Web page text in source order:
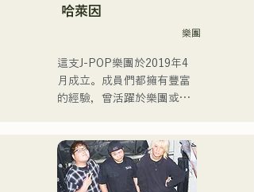
作曲、在富士電視台
出演搖滾音樂劇。
2017年起，她回到福岡，除
了自己的工作之外，還活躍
她擁有高亢的嗓音和出眾的
演唱實力，是一位引領下一
代的創作歌手。
哈萊因
樂團
這支J-POP樂團於2019年4
月成立。成員們都擁有豐富
的經驗，曾活躍於樂團或擔
樂團。 CHiKa清澈的嗓音、
樸實的歌詞和懷舊的旋律贏
得了不同年齡層觀眾的支